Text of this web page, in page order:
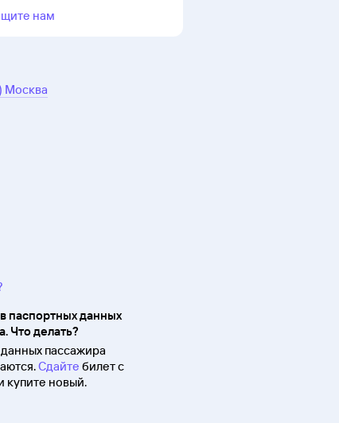
нам
Москва
паспортных данных
Что делать?
пассажира
Сдайте билет с
купите новый.